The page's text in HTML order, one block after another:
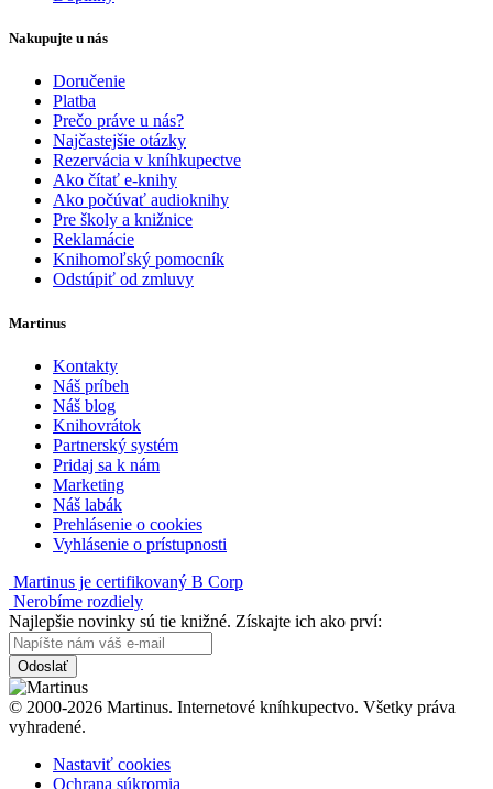
Nakupujte u nás
Doručenie
Platba
Prečo práve u nás?
Najčastejšie otázky
Rezervácia v kníhkupectve
Ako čítať e-knihy
Ako počúvať audioknihy
Pre školy a knižnice
Reklamácie
Knihomoľský pomocník
Odstúpiť od zmluvy
Martinus
Kontakty
Náš príbeh
Náš blog
Knihovrátok
Partnerský systém
Pridaj sa k nám
Marketing
Náš labák
Prehlásenie o cookies
Vyhlásenie o prístupnosti
Martinus je certifikovaný B Corp
Nerobíme rozdiely
Najlepšie novinky sú tie knižné. Získajte ich ako prví:
Odoslať
© 2000-2026 Martinus. Internetové kníhkupectvo. Všetky práva
vyhradené.
Nastaviť cookies
Ochrana súkromia